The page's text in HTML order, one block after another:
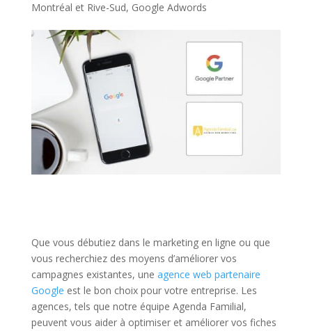
Montréal et Rive-Sud, Google Adwords
Que vous débutiez dans le marketing en ligne ou que
vous recherchiez des moyens d’améliorer vos
campagnes existantes, une agence web partenaire
Google est le bon choix pour votre entreprise. Les
agences, tels que notre équipe Agenda Familial,
peuvent vous aider à optimiser et améliorer vos fiches